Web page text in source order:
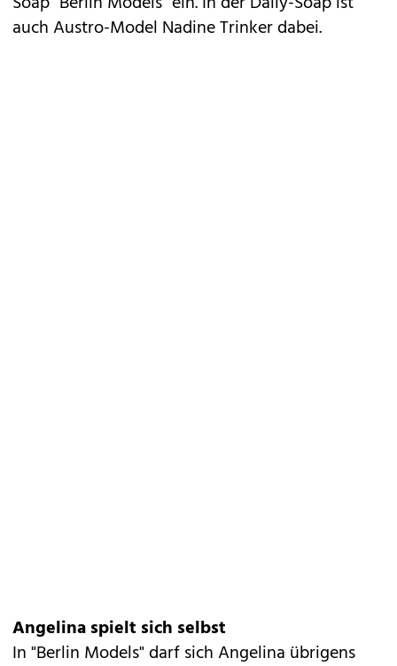
auch Austro-Model Nadine Trinker dabei.
Angelina spielt sich selbst
In "Berlin Models" darf sich Angelina übrigens